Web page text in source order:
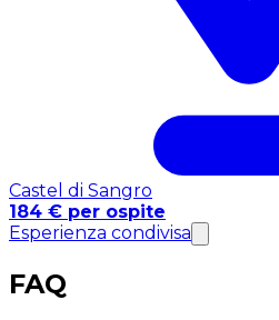
Castel di Sangro
184 € per ospite
Esperienza condivisa
FAQ